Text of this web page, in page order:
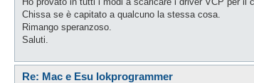
Chissa se è capitato a qualcuno la stessa cosa.
Rimango speranzoso.
Saluti.
Re: Mac e Esu lokprogrammer